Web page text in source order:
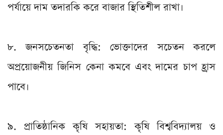
পর্যায়ে দাম তদারকি করে বাজার স্থিতিশীল রাখা।
৮. জনসচেতনতা বৃদ্ধি: ভোক্তাদের সচেতন করলে
অপ্রয়োজনীয় জিনিস কেনা কমবে এবং দামের চাপ হ্রাস
পাবে।
৯. প্রাতিষ্ঠানিক কৃষি সহায়তা: কৃষি বিশ্ববিদ্যালয় ও